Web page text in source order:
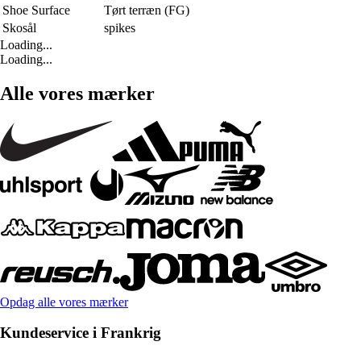
Shoe Surface
Tørt terræn (FG)
Skosål
spikes
Loading...
Loading...
Alle vores mærker
Opdag alle vores mærker
Kundeservice i Frankrig